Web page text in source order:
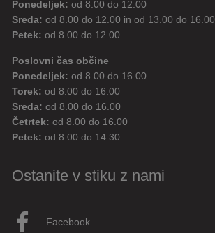
Ponedeljek: od 8.00 do 12.00
Sreda: od 8.00 do 12.00 in od 13.00 do 16.00
Petek: od 8.00 do 12.00
Poslovni čas občine
Ponedeljek: od 8.00 do 16.00
Torek: od 8.00 do 16.00
Sreda: od 8.00 do 16.00
Četrtek: od 8.00 do 16.00
Petek: od 8.00 do 14.30
Ostanite v stiku z nami
Facebook